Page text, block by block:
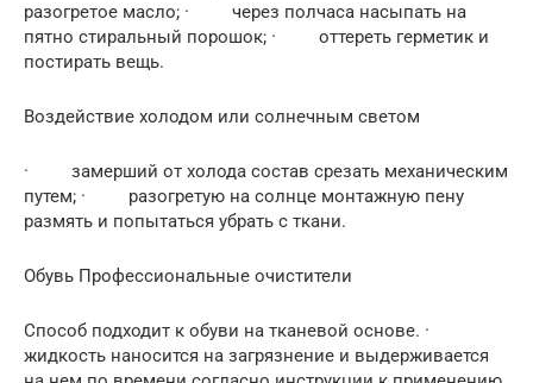
разогретое масло; · через полчаса насыпать на
пятно стиральный порошок; · оттереть герметик и
постирать вещь.
Воздействие холодом или солнечным светом
· замерший от холода состав срезать механическим
путем; · разогретую на солнце монтажную пену
размять и попытаться убрать с ткани.
Обувь Профессиональные очистители
Способ подходит к обуви на тканевой основе. ·
жидкость наносится на загрязнение и выдерживается